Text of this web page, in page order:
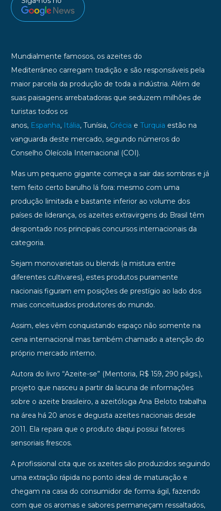
Mundialmente famosos, os azeites do
Mediterrâneo carregam tradição e são responsáveis pela
maior parcela da produção de toda a indústria. Além de
suas paisagens arrebatadoras que seduzem milhões de
turistas todos os
anos, Espanha, Itália, Tunísia, Grécia e Turquia estão na
vanguarda deste mercado, segundo números do
Conselho Oleícola Internacional (COI).
Mas um pequeno gigante começa a sair das sombras e já
tem feito certo barulho lá fora: mesmo com uma
produção limitada e bastante inferior ao volume dos
países de liderança, os azeites extravirgens do Brasil têm
despontado nos principais concursos internacionais da
categoria.
Sejam monovarietais ou blends (a mistura entre
diferentes cultivares), estes produtos puramente
nacionais figuram em posições de prestígio ao lado dos
mais conceituados produtores do mundo.
Assim, eles vêm conquistando espaço não somente na
cena internacional mas também chamado a atenção do
próprio mercado interno.
Autora do livro “Azeite-se” (Mentoria, R$ 159, 290 págs.),
projeto que nasceu a partir da lacuna de informações
sobre o azeite brasileiro, a azeitóloga Ana Beloto trabalha
na área há 20 anos e degusta azeites nacionais desde
2011. Ela repara que o produto daqui possui fatores
sensoriais frescos.
A profissional cita que os azeites são produzidos seguindo
uma extração rápida no ponto ideal de maturação e
chegam na casa do consumidor de forma ágil, fazendo
com que os aromas e sabores permaneçam ressaltados,